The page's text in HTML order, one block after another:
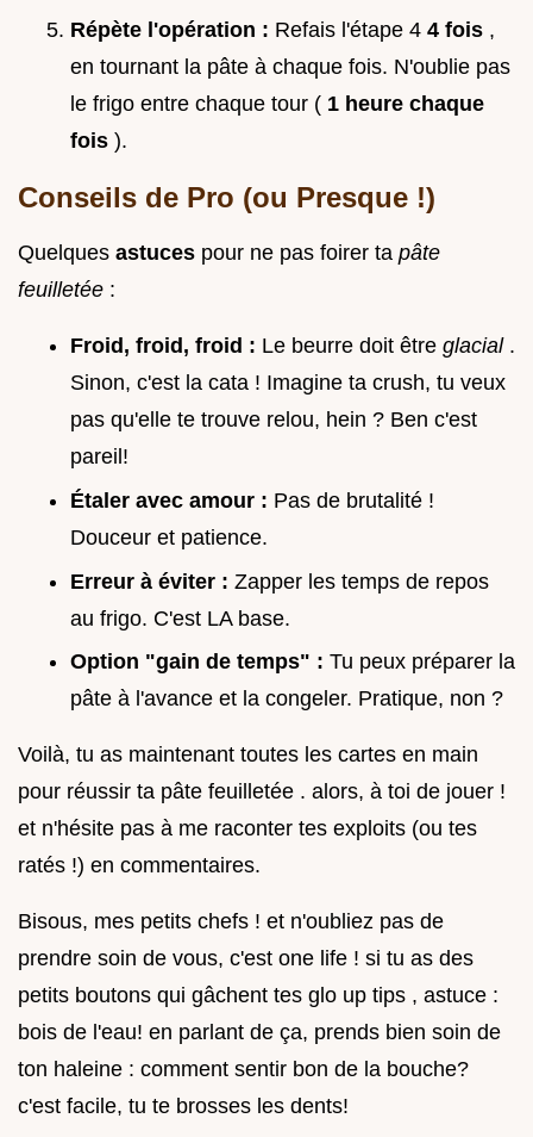
Répète l'opération : Refais l'étape 4 4 fois ,
en tournant la pâte à chaque fois. N'oublie pas
le frigo entre chaque tour ( 1 heure chaque
fois ).
Conseils de Pro (ou Presque !)
Quelques astuces pour ne pas foirer ta pâte
feuilletée :
Froid, froid, froid : Le beurre doit être glacial .
Sinon, c'est la cata ! Imagine ta crush, tu veux
pas qu'elle te trouve relou, hein ? Ben c'est
pareil!
Étaler avec amour : Pas de brutalité !
Douceur et patience.
Erreur à éviter : Zapper les temps de repos
au frigo. C'est LA base.
Option "gain de temps" : Tu peux préparer la
pâte à l'avance et la congeler. Pratique, non ?
Voilà, tu as maintenant toutes les cartes en main
pour réussir ta pâte feuilletée . alors, à toi de jouer !
et n'hésite pas à me raconter tes exploits (ou tes
ratés !) en commentaires.
Bisous, mes petits chefs ! et n'oubliez pas de
prendre soin de vous, c'est one life ! si tu as des
petits boutons qui gâchent tes glo up tips , astuce :
bois de l'eau! en parlant de ça, prends bien soin de
ton haleine : comment sentir bon de la bouche?
c'est facile, tu te brosses les dents!